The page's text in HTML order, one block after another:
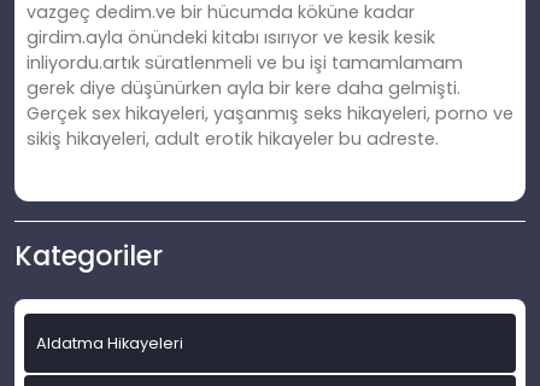
vazgeç dedim.ve bir hücumda köküne kadar
girdim.ayla önündeki kitabı ısırıyor ve kesik kesik
inliyordu.artık süratlenmeli ve bu işi tamamlamam
gerek diye düşünürken ayla bir kere daha gelmişti.
Gerçek sex hikayeleri, yaşanmış seks hikayeleri, porno ve
sikiş hikayeleri, adult erotik hikayeler bu adreste.
Kategoriler
Aldatma Hikayeleri